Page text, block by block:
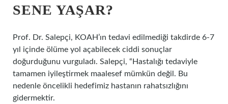
SENE YAŞAR?
Prof. Dr. Salepçi, KOAH’ın tedavi edilmediği takdirde 6-7
yıl içinde ölüme yol açabilecek ciddi sonuçlar
doğurduğunu vurguladı. Salepçi, “Hastalığı tedaviyle
tamamen iyileştirmek maalesef mümkün değil. Bu
nedenle öncelikli hedefimiz hastanın rahatsızlığını
gidermektir.